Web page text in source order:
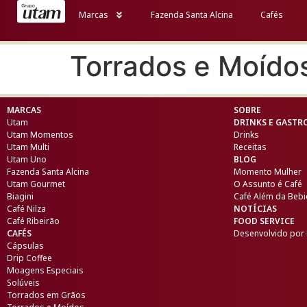
Marcas Fazenda Santa Alcina Cafés
Torrados e
MARCAS
Utam
Utam Momentos
Utam Multi
Utam Uno
Fazenda Santa Alcina
Utam Gourmet
Biagini
Café Nilza
Café Ribeirão
CAFÉS
Cápsulas
Drip Coffee
Moagens Especiais
Solúveis
Torrados em Grãos
SOBRE
DRINKS E
Drinks
Receitas
BLOG
Momento Mulher
O Assunto é Café
Café Além da
NOTÍCIAS
FOOD SERVICE
Desenvolvido por